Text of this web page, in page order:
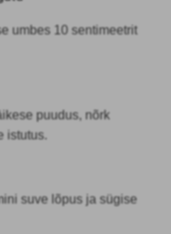
umbes 10 sentimeetrit
puudus, nõrk
istutus.
suve lõpus ja sügise